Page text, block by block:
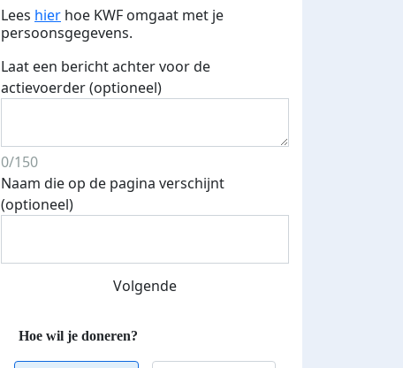
Lees hier hoe KWF omgaat met je
persoonsgegevens.
Laat een bericht achter voor de
actievoerder (optioneel)
0/150
Naam die op de pagina verschijnt
(optioneel)
Volgende